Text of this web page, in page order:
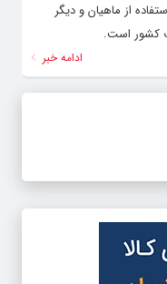
از ماهیان و دیگر
کشور است.
ادامه خبر